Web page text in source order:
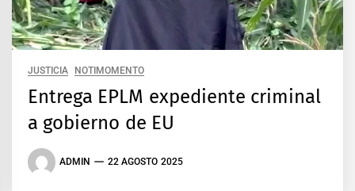
JUSTICIA NOTIMOMENTO
Entrega EPLM expediente criminal
a gobierno de EU
ADMIN 22 AGOSTO 2025